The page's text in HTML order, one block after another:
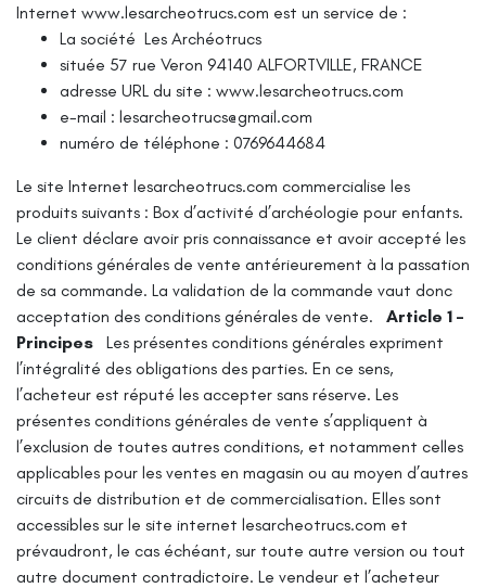
Internet www.lesarcheotrucs.com est un service de :
La société Les Archéotrucs
située 57 rue Veron 94140 ALFORTVILLE, FRANCE
adresse URL du site : www.lesarcheotrucs.com
e-mail : lesarcheotrucs@gmail.com
numéro de téléphone : 0769644684
Le site Internet lesarcheotrucs.com commercialise les
produits suivants : Box d’activité d’archéologie pour enfants.
Le client déclare avoir pris connaissance et avoir accepté les
conditions générales de vente antérieurement à la passation
de sa commande. La validation de la commande vaut donc
acceptation des conditions générales de vente.
Article 1 –
Principes
Les présentes conditions générales expriment
l’intégralité des obligations des parties. En ce sens,
l’acheteur est réputé les accepter sans réserve. Les
présentes conditions générales de vente s’appliquent à
l’exclusion de toutes autres conditions, et notamment celles
applicables pour les ventes en magasin ou au moyen d’autres
circuits de distribution et de commercialisation. Elles sont
accessibles sur le site internet lesarcheotrucs.com et
prévaudront, le cas échéant, sur toute autre version ou tout
autre document contradictoire. Le vendeur et l’acheteur